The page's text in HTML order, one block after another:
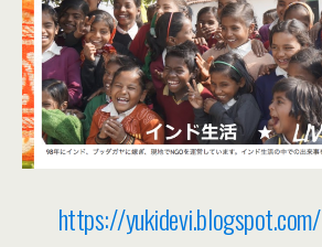
https://yukidevi.blogspot.com/